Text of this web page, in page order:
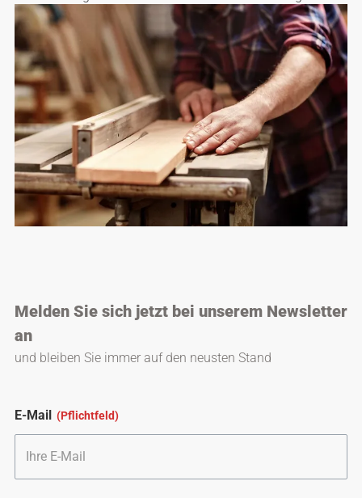
empfehlenswert.
Melden Sie sich jetzt bei unserem Newsletter
an
und bleiben Sie immer auf den neusten Stand
E-Mail